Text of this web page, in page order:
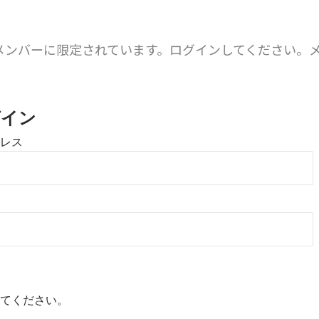
バーに限定されています。ログインしてください。
ン
ス
ください。